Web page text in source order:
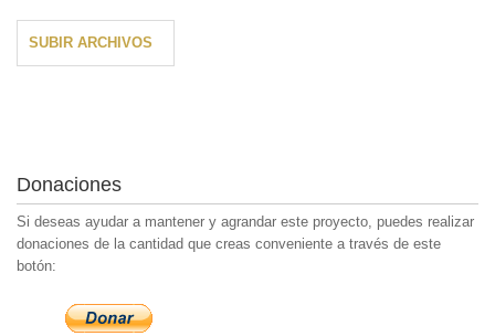
SUBIR ARCHIVOS
Donaciones
Si deseas ayudar a mantener y agrandar este proyecto, puedes realizar
donaciones de la cantidad que creas conveniente a través de este
botón: